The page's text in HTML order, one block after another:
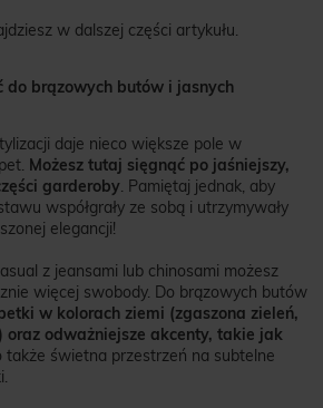
w dalszej części artykułu.
do brązowych butów i jasnych
daje nieco większe pole w
Możesz tutaj sięgnąć po jaśniejszy,
garderoby. Pamiętaj jednak, aby
współgrały ze sobą i utrzymywały
elegancji!
z jeansami lub chinosami możesz
więcej swobody. Do brązowych butów
w kolorach ziemi (zgaszona zieleń,
oraz odważniejsze akcenty, takie jak
także świetna przestrzeń na subtelne